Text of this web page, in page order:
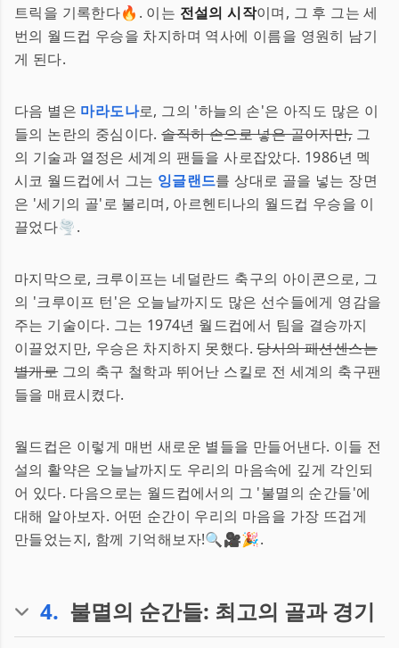
트릭을 기록한다🔥. 이는 전설의 시작이며, 그 후 그는 세
번의 월드컵 우승을 차지하며 역사에 이름을 영원히 남기
게 된다.
다음 별은 마라도나로, 그의 '하늘의 손'은 아직도 많은 이
들의 논란의 중심이다.솔직히 손으로 넣은 골이지만,그
의 기술과 열정은 세계의 팬들을 사로잡았다. 1986년 멕
시코 월드컵에서 그는 잉글랜드를 상대로 골을 넣는 장면
은 '세기의 골'로 불리며, 아르헨티나의 월드컵 우승을 이
끌었다🌪️.
마지막으로, 크루이프는 네덜란드 축구의 아이콘으로, 그
의 '크루이프 턴'은 오늘날까지도 많은 선수들에게 영감을
주는 기술이다. 그는 1974년 월드컵에서 팀을 결승까지
이끌었지만, 우승은 차지하지 못했다.당시의 패션센스는
별개로그의 축구 철학과 뛰어난 스킬로 전 세계의 축구팬
들을 매료시켰다.
월드컵은 이렇게 매번 새로운 별들을 만들어낸다. 이들 전
설의 활약은 오늘날까지도 우리의 마음속에 깊게 각인되
어 있다. 다음으로는 월드컵에서의 그 '불멸의 순간들'에
대해 알아보자. 어떤 순간이 우리의 마음을 가장 뜨겁게
만들었는지, 함께 기억해보자!🔍🎥🎉.
4. 불멸의 순간들: 최고의 골과 경기